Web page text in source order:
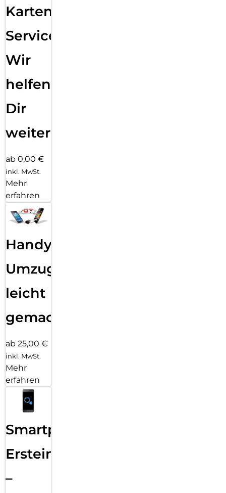
Karten
Service:
Wir
helfen
Dir
weiter
ab 0,00 €
inkl. MwSt.
Mehr
erfahren
Handy
Umzug
leicht
gemacht!
ab 25,00 €
inkl. MwSt.
Mehr
erfahren
Smartphone
Ersteinrichtung
–